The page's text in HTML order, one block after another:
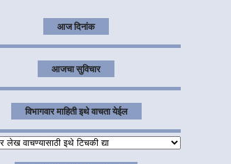
आज दिनांक
आजचा सुविचार
विभागवार माहिती इथे वाचता येईल